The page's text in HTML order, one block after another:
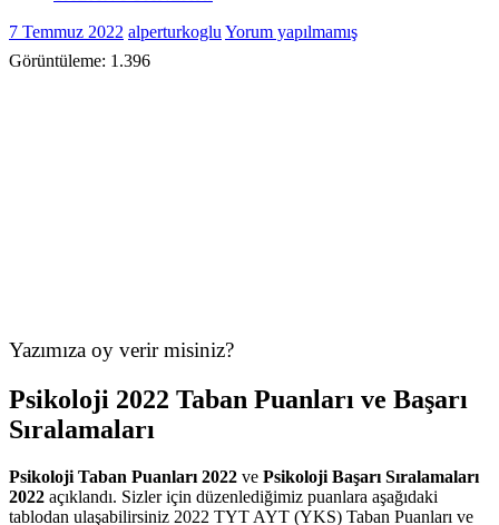
7 Temmuz 2022 alperturkoglu Yorum yapılmamış
Görüntüleme: 1.396
Yazımıza oy verir misiniz?
Psikoloji 2022 Taban Puanları ve Başarı
Sıralamaları
Psikoloji Taban Puanları 2022 ve Psikoloji Başarı Sıralamaları
2022 açıklandı. Sizler için düzenlediğimiz puanlara aşağıdaki
tablodan ulaşabilirsiniz 2022 TYT AYT (YKS) Taban Puanları ve